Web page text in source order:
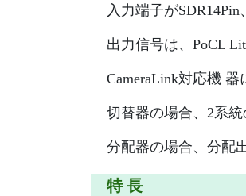
入力端子がSDR14Pin
出力信号は、PoCL
CameraLink対応機 器
切替器の場合、2系
分配器の場合、分配
特 長